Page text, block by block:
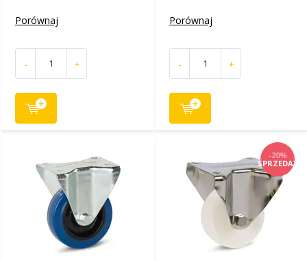
Porównaj
- +
Porównaj
- +
-20%
SPRZEDAŻ